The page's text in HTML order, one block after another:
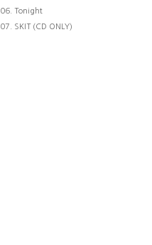
06. Tonight
07. SKIT (CD ONLY)